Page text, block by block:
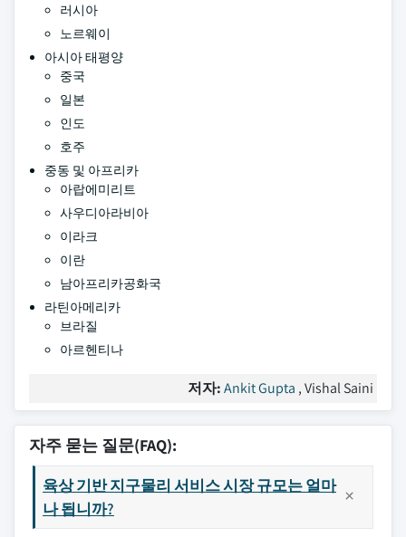
러시아
노르웨이
아시아 태평양
중국
일본
인도
호주
중동 및 아프리카
아랍에미리트
사우디아라비아
이라크
이란
남아프리카공화국
라틴아메리카
브라질
아르헨티나
저자:Ankit Gupta , Vishal Saini
자주 묻는 질문(FAQ):
육상 기반 지구물리 서비스 시장 규모는 얼마
나 됩니까?